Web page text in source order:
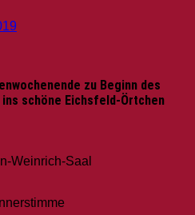
zu Beginn des
schöne Eichsfeld-Örtchen
Weinrich-Saal